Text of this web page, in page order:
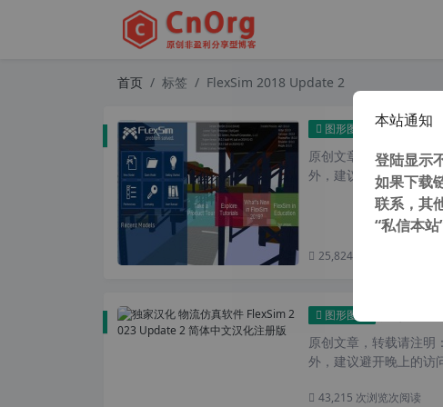
首页 标签 FlexSim 2018 Update 2
图形图像 物流仿真软
原创文章，转载请注
外，建议避开晚上的访
25,824 次浏览
图形图像
原创文章，转载请注
外，建议避开晚上的访
43,215 次浏览次阅读
本站通知
登陆显示
如果下载
联系，其
“私信本